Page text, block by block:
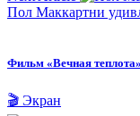
Пол Маккартни
Фильм «Вечная
🎬 Экран